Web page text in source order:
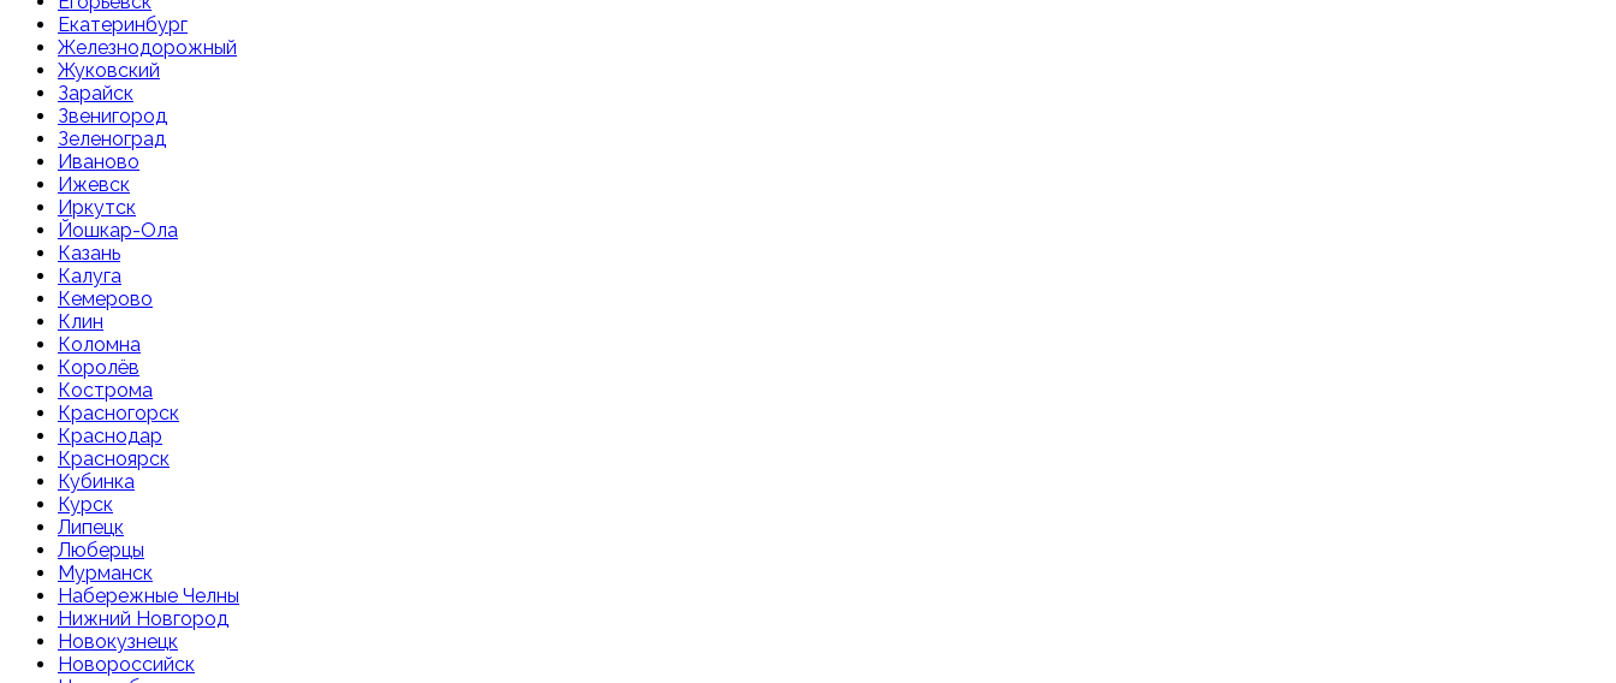
Екатеринбург
Железнодорожный
Жуковский
Зарайск
Звенигород
Зеленоград
Иваново
Ижевск
Иркутск
Йошкар-Ола
Казань
Калуга
Кемерово
Клин
Коломна
Королёв
Кострома
Красногорск
Краснодар
Красноярск
Кубинка
Курск
Липецк
Люберцы
Мурманск
Набережные Челны
Нижний Новгород
Новокузнецк
Новороссийск